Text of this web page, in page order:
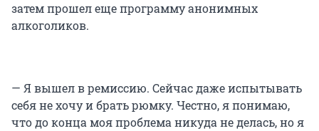
затем прошел еще программу анонимных
алкоголиков.
— Я вышел в ремиссию. Сейчас даже испытывать
себя не хочу и брать рюмку. Честно, я понимаю,
что до конца моя проблема никуда не делась, но я